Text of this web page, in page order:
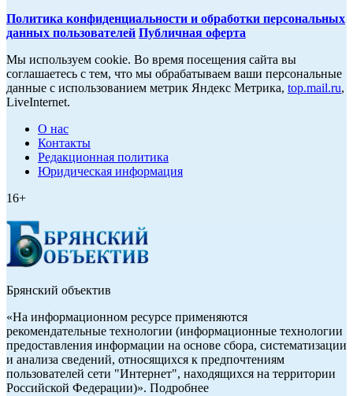
Политика конфиденциальности и обработки персональных
данных пользователей Публичная оферта
Мы используем cookie. Во время посещения сайта вы
соглашаетесь с тем, что мы обрабатываем ваши персональные
данные с использованием метрик Яндекс Метрика, top.mail.ru,
LiveInternet.
О нас
Контакты
Редакционная политика
Юридическая информация
16+
Брянский объектив
«На информационном ресурсе применяются
рекомендательные технологии (информационные технологии
предоставления информации на основе сбора, систематизации
и анализа сведений, относящихся к предпочтениям
пользователей сети "Интернет", находящихся на территории
Российской Федерации)». Подробнее